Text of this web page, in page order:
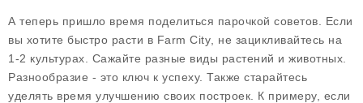
А теперь пришло время поделиться парочкой советов. Если
вы хотите быстро расти в Farm City , не зацикливайтесь на
1-2 культурах. Сажайте разные виды растений и животных.
Разнообразие - это ключ к успеху. Также старайтесь
уделять время улучшению своих построек. К примеру, если